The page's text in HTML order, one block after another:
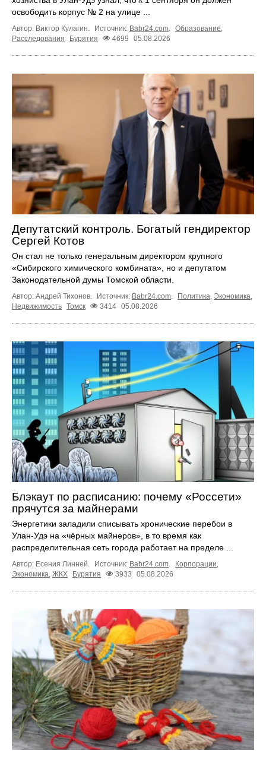
освободить корпус № 2 на улице ...
Автор: Виктор Кулагин. Источник: Babr24.com. Образование,
Расследования
Бурятия 4699 05.08.2026
Депутатский контроль. Богатый гендиректор
Сергей Котов
Он стал не только генеральным директором крупного
«Сибирского химического комбината», но и депутатом
Законодательной думы Томской области.
Автор: Андрей Тихонов. Источник: Babr24.com. Политика, Экономика,
Недвижимость Томск 3414 05.08.2026
Блэкаут по расписанию: почему «Россети»
прячутся за майнерами
Энергетики заладили списывать хронические перебои в
Улан-Удэ на «чёрных майнеров», в то время как
распределительная сеть города работает на пределе ...
Автор: Есения Линней. Источник: Babr24.com. Корпорации,
Экономика, ЖКХ Бурятия 3933 05.08.2026